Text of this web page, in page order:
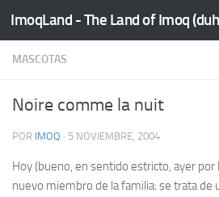
Saltar al contenido
ImoqLand - The Land of Imoq
MASCOTAS
Noire comme la nuit
POR IMOQ · 5 NOVIEMBRE, 2004
Hoy (bueno, en sentido estricto, ayer por
nuevo miembro de la familia: se trata de